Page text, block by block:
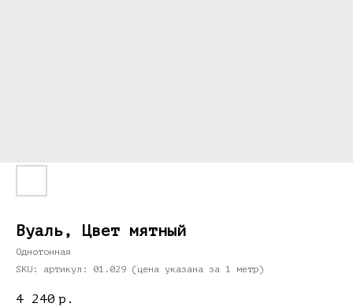
Вуаль, Цвет мятный
Однотонная
SKU: артикул: 01.029 (цена указана за 1 метр)
4 240 р.